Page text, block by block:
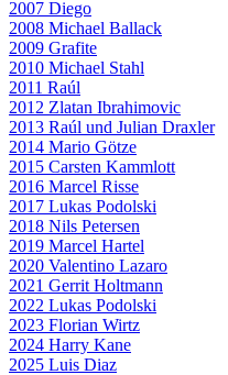
2007 Diego
2008 Michael Ballack
2009 Grafite
2010 Michael Stahl
2011 Raúl
2012 Zlatan Ibrahimovic
2013 Raúl und Julian Draxler
2014 Mario Götze
2015 Carsten Kammlott
2016 Marcel Risse
2017 Lukas Podolski
2018 Nils Petersen
2019 Marcel Hartel
2020 Valentino Lazaro
2021 Gerrit Holtmann
2022 Lukas Podolski
2023 Florian Wirtz
2024 Harry Kane
2025 Luis Diaz